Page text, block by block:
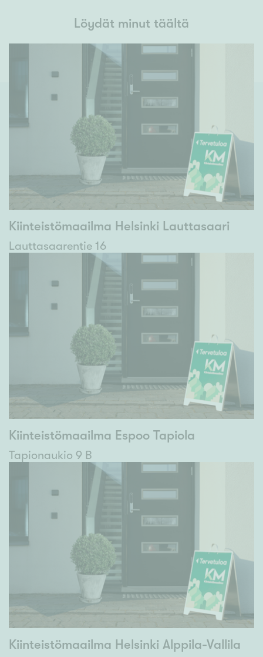
Löydät minut täältä
Kiinteistömaailma Helsinki Lauttasaari
Lauttasaarentie 16
Kiinteistömaailma Espoo Tapiola
Tapionaukio 9 B
Kiinteistömaailma Helsinki Alppila-Vallila